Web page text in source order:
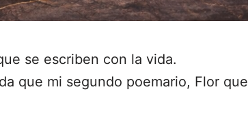
se escriben con la vida.
que mi segundo poemario, Flor que